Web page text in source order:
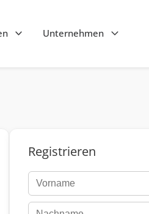
Unternehmen
Registrieren